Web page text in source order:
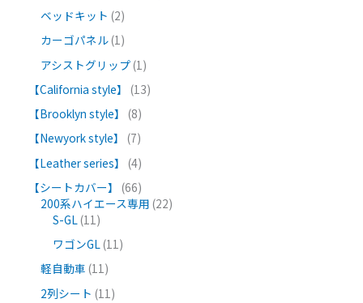
ベッドキット 2
カーゴパネル 1
アシストグリップ 1
【California style】
13
【Brooklyn style】
8
【Newyork style】
7
【Leather series】
4
【シートカバー】
66
200系ハイエース専用 22
S-GL 11
ワゴンGL 11
軽自動車 11
2列シート 11